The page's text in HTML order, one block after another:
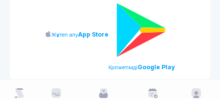
Жүктеп алуApp Store
ҚолжетімдіGoogle Play